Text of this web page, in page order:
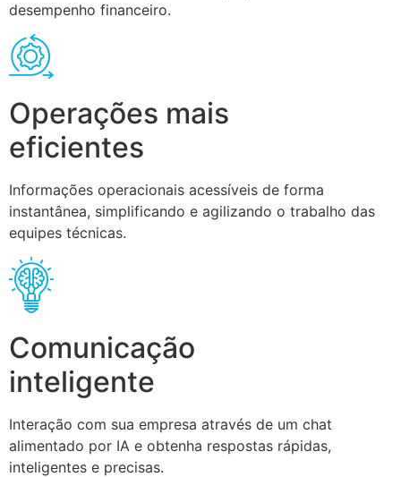
desempenho financeiro.
Operações mais
eficientes
Informações operacionais acessíveis de forma
instantânea, simplificando e agilizando o trabalho das
equipes técnicas.
Comunicação
inteligente
Interação com sua empresa através de um chat
alimentado por IA e obtenha respostas rápidas,
inteligentes e precisas.